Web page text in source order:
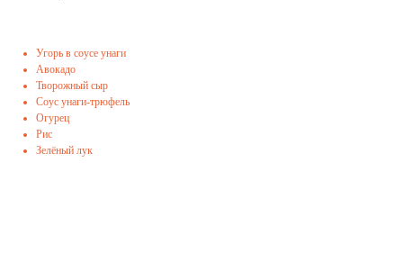
Угорь в соусе унаги
Авокадо
Творожный сыр
Соус унаги-трюфель
Огурец
Рис
Зелёный лук